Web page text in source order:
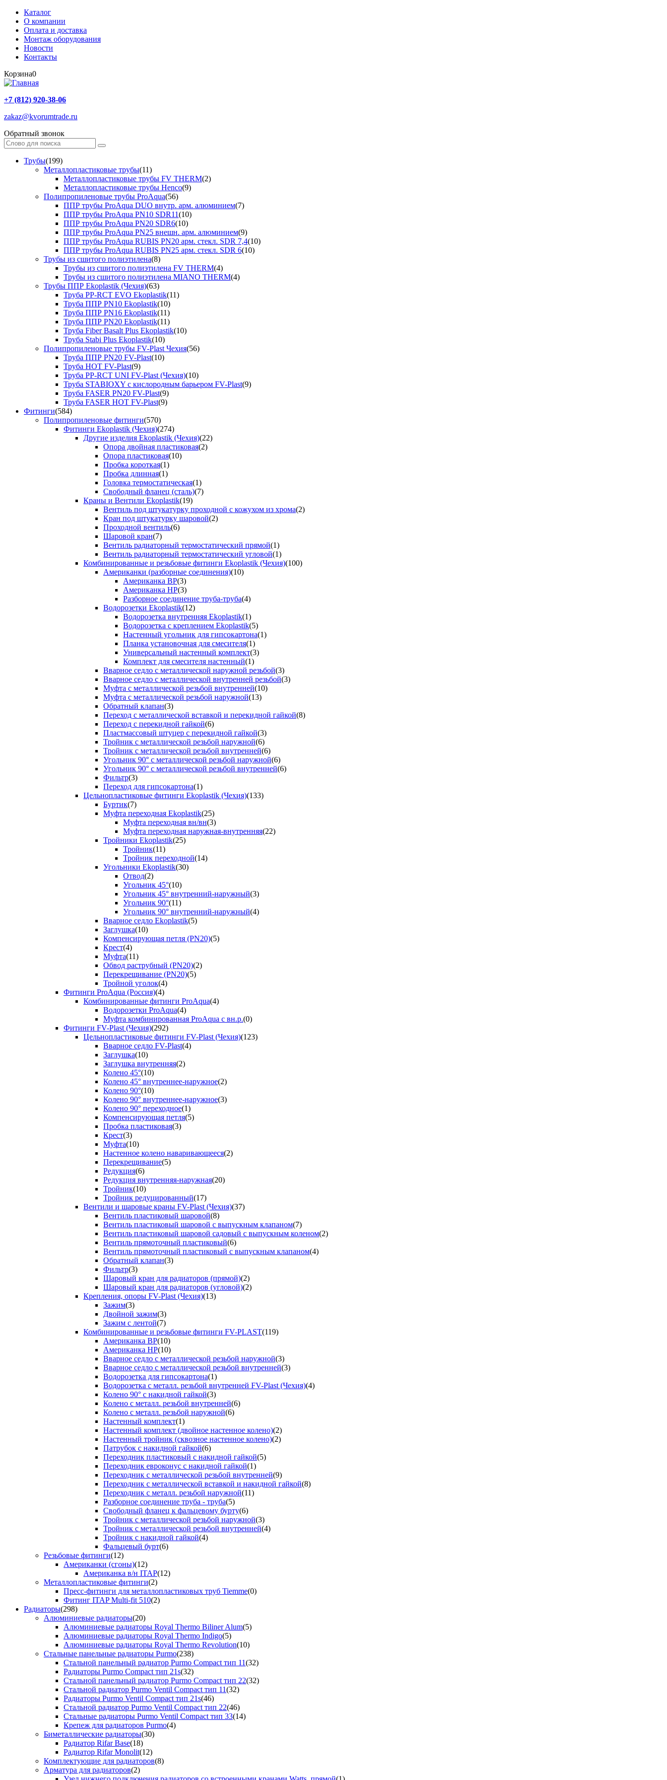
Каталог
О компании
Оплата и доставка
Монтаж оборудования
Новости
Контакты
Корзина0
+7 (812) 920-38-06
zakaz@kvorumtrade.ru
Обратный звонок
Трубы(199)
Металлопластиковые трубы(11)
Металлопластиковые трубы FV THERM(2)
Металлопластиковые трубы Henco(9)
Полипропиленовые трубы ProAqua(56)
ППР трубы ProAqua DUO внутр. арм. алюминием(7)
ППР трубы ProAqua PN10 SDR11(10)
ППР трубы ProAqua PN20 SDR6(10)
ППР трубы ProAqua PN25 внешн. арм. алюминием(9)
ППР трубы ProAqua RUBIS PN20 арм. стекл. SDR 7,4(10)
ППР трубы ProAqua RUBIS PN25 арм. стекл. SDR 6(10)
Трубы из сшитого полиэтилена(8)
Трубы из сшитого полиэтилена FV THERM(4)
Трубы из сшитого полиэтилена MIANO THERM(4)
Трубы ППР Ekoplastik (Чехия)(63)
Труба PP-RCT EVO Ekoplastik(11)
Труба ППР PN10 Ekoplastik(10)
Труба ППР PN16 Ekoplastik(11)
Труба ППР PN20 Ekoplastik(11)
Труба Fiber Basalt Plus Ekoplastik(10)
Труба Stabi Plus Ekoplastik(10)
Полипропиленовые трубы FV-Plast Чехия(56)
Труба ППР PN20 FV-Plast(10)
Труба HOT FV-Plast(9)
Труба PP-RCT UNI FV-Plast (Чехия)(10)
Труба STABIOXY с кислородным барьером FV-Plast(9)
Труба FASER PN20 FV-Plast(9)
Труба FASER HOT FV-Plast(9)
Фитинги(584)
Полипропиленовые фитинги(570)
Фитинги Ekoplastik (Чехия)(274)
Другие изделия Ekoplastik (Чехия)(22)
Опора двойная пластиковая(2)
Опора пластиковая(10)
Пробка короткая(1)
Пробка длинная(1)
Головка термостатическая(1)
Свободный фланец (сталь)(7)
Краны и Вентили Ekoplastik(19)
Вентиль под штукатурку проходной с кожухом из хрома(2)
Кран под штукатурку шаровой(2)
Проходной вентиль(6)
Шаровой кран(7)
Вентиль радиаторный термостатический прямой(1)
Вентиль радиаторный термостатический угловой(1)
Комбинированные и резьбовые фитинги Ekoplastik (Чехия)(100)
Американки (разборные соединения)(10)
Американка ВР(3)
Американка НР(3)
Разборное соединение труба-труба(4)
Водорозетки Ekoplastik(12)
Водорозетка внутренняя Ekoplastik(1)
Водорозетка с креплением Ekoplastik(5)
Настенный угольник для гипсокартона(1)
Планка установочная для смесителя(1)
Универсальный настенный комплект(3)
Комплект для смесителя настенный(1)
Вварное седло с металлической наружной резьбой(3)
Вварное седло с металлической внутренней резьбой(3)
Муфта с металлической резьбой внутренней(10)
Муфта с металлической резьбой наружной(13)
Обратный клапан(3)
Переход с металлической вставкой и перекидной гайкой(8)
Переход с перекидной гайкой(6)
Пластмассовый штуцер с перекидной гайкой(3)
Тройник с металлической резьбой наружной(6)
Тройник с металлической резьбой внутренней(6)
Угольник 90° с металлической резьбой наружной(6)
Угольник 90° с металлической резьбой внутренней(6)
Фильтр(3)
Переход для гипсокартона(1)
Цельнопластиковые фитинги Ekoplastik (Чехия)(133)
Буртик(7)
Муфта переходная Ekoplastik(25)
Муфта переходная вн/вн(3)
Муфта переходная наружная-внутренняя(22)
Тройники Ekoplastik(25)
Тройник(11)
Тройник переходной(14)
Угольники Ekoplastik(30)
Отвод(2)
Угольник 45°(10)
Угольник 45° внутренний-наружный(3)
Угольник 90°(11)
Угольник 90° внутренний-наружный(4)
Вварное седло Ekoplastik(5)
Заглушка(10)
Компенсирующая петля (PN20)(5)
Крест(4)
Муфта(11)
Обвод раструбный (PN20)(2)
Перекрещивание (PN20)(5)
Тройной уголок(4)
Фитинги ProAqua (Россия)(4)
Комбинированные фитинги ProAqua(4)
Водорозетки ProAqua(4)
Муфта комбинированная ProAqua с вн.р.(0)
Фитинги FV-Plast (Чехия)(292)
Цельнопластиковые фитинги FV-Plast (Чехия)(123)
Вварное седло FV-Plast(4)
Заглушка(10)
Заглушка внутренняя(2)
Колено 45°(10)
Колено 45° внутреннее-наружное(2)
Колено 90°(10)
Колено 90° внутреннее-наружное(3)
Колено 90° переходное(1)
Компенсирующая петля(5)
Пробка пластиковая(3)
Крест(3)
Муфта(10)
Настенное колено наваривающееся(2)
Перекрещивание(5)
Редукция(6)
Редукция внутренняя-наружная(20)
Тройник(10)
Тройник редуцированный(17)
Вентили и шаровые краны FV-Plast (Чехия)(37)
Вентиль пластиковый шаровой(8)
Вентиль пластиковый шаровой с выпускным клапаном(7)
Вентиль пластиковый шаровой садовый с выпускным коленом(2)
Вентиль прямоточный пластиковый(6)
Вентиль прямоточный пластиковый с выпускным клапаном(4)
Обратный клапан(3)
Фильтр(3)
Шаровый кран для радиаторов (прямой)(2)
Шаровый кран для радиаторов (угловой)(2)
Крепления, опоры FV-Plast (Чехия)(13)
Зажим(3)
Двойной зажим(3)
Зажим с лентой(7)
Комбинированные и резьбовые фитинги FV-PLAST(119)
Американка ВР(10)
Американка НР(10)
Вварное седло с металлической резьбой наружной(3)
Вварное седло с металлической резьбой внутренней(3)
Водорозетка для гипсокартона(1)
Водорозетка с металл. резьбой внутренней FV-Plast (Чехия)(4)
Колено 90° с накидной гайкой(3)
Колено с металл. резьбой внутренней(6)
Колено с металл. резьбой наружной(6)
Настенный комплект(1)
Настенный комплект (двойное настенное колено)(2)
Настенный тройник (сквозное настенное колено)(2)
Патрубок с накидной гайкой(6)
Переходник пластиковый с накидной гайкой(5)
Переходник евроконус с накидной гайкой(1)
Переходник с металлической резьбой внутренней(9)
Переходник с металлической вставкой и накидной гайкой(8)
Переходник с металл. резьбой наружной(11)
Разборное соединение труба - труба(5)
Свободный фланец к фальцевому бурту(6)
Тройник с металлической резьбой наружной(3)
Тройник с металлической резьбой внутренней(4)
Тройник с накидной гайкой(4)
Фальцевый бурт(6)
Резьбовые фитинги(12)
Американки (сгоны)(12)
Американка в/н ITAP(12)
Металлопластиковые фитинги(2)
Пресс-фитинги для металлопластиковых труб Tiemme(0)
Фитинг ITAP Multi-fit 510(2)
Радиаторы(298)
Алюминиевые радиаторы(20)
Алюминиевые радиаторы Royal Thermo Biliner Alum(5)
Алюминиевые радиаторы Royal Thermo Indigo(5)
Алюминиевые радиаторы Royal Thermo Revolution(10)
Стальные панельные радиаторы Purmo(238)
Стальной панельный радиатор Purmo Compact тип 11(32)
Радиаторы Purmo Compact тип 21s(32)
Стальной панельный радиатор Purmo Compact тип 22(32)
Стальной радиатор Purmo Ventil Compact тип 11(32)
Радиаторы Purmo Ventil Compact тип 21s(46)
Стальной радиатор Purmo Ventil Compact тип 22(46)
Стальные радиаторы Purmo Ventil Compact тип 33(14)
Крепеж для радиаторов Purmo(4)
Биметаллические радиаторы(30)
Радиатор Rifar Base(18)
Радиатор Rifar Monolit(12)
Комплектующие для радиаторов(8)
Арматура для радиаторов(2)